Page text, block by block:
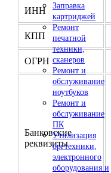
Заправка
картриджей
Ремонт
печатной
техники,
сканеров
Ремонт и
обслуживание
ноутбуков
Ремонт и
обслуживание
ПК
Утилизация
оргтехники,
электронного
оборудования и
ИНН
КПП
ОГРН
Банковские
реквизиты